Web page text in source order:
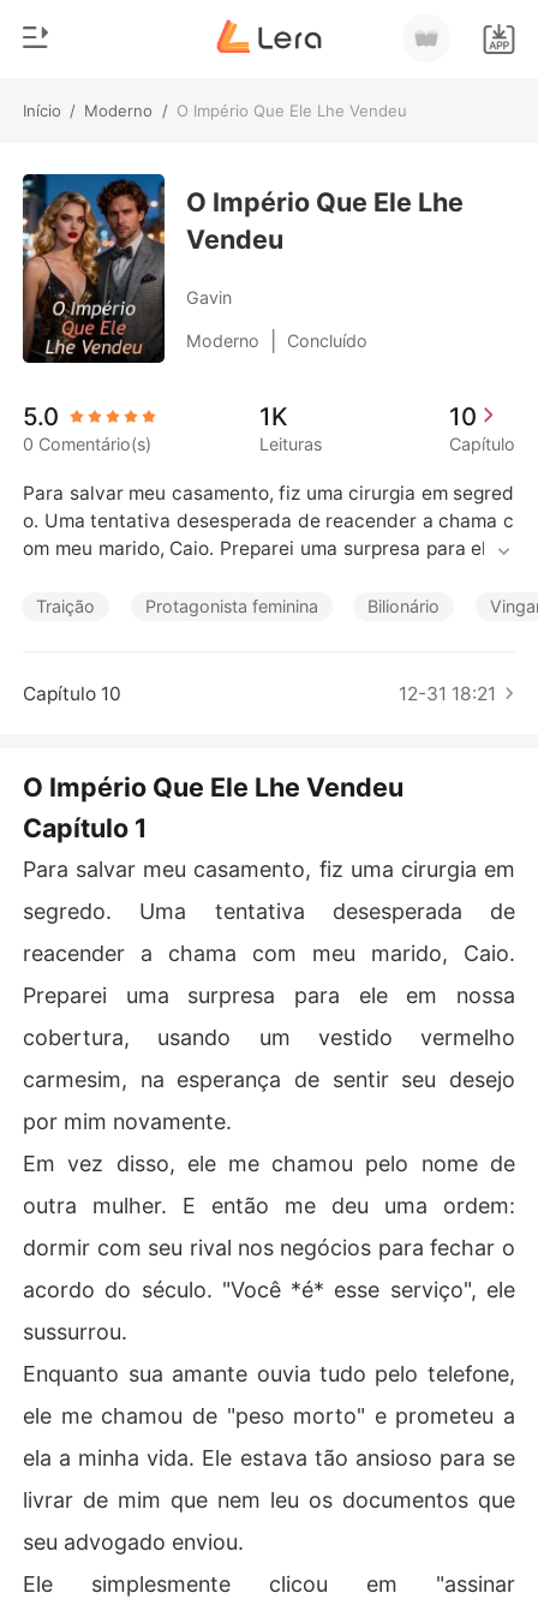
Início / Moderno / O Império Que Ele Lhe Vendeu
Loja
Histórico
Sair
Baixar App
Gênero
Moderno
Lobisomem
Contos
Bilionários
Contos Curtos
O Império Que Ele Lhe
Vendeu
Gavin
Moderno Concluído
5.0
0 Comentário(s)
1K
Leituras
10
Capítulo
Para salvar meu casamento, fiz uma cirurgia em segred
o. Uma tentativa desesperada de reacender a chama c
om meu marido, Caio. Preparei uma surpresa para ele e
sim, na esperança de sentir seu desejo por mim novame
Em vez disso, ele me chamou pelo nome de outra mulhe
Enquanto sua amante ouvia tudo pelo telefone, ele me c
Ele estava tão ansioso para se livrar de mim que nem le
u os documentos que seu advogado enviou.
Ele simplesmente clicou em "assinar digitalmente" em t
udo.
Incluindo nossos papéis de divórcio e o contrato que m
e tornaria uma mulher muito rica.
Ele achou que poderia vender sua esposa como um ativ
o e depois me deixar na miséria. Ele viu uma mulher que
brada, um brinquedo descartável.
Ele nunca imaginou que eu usaria seu próprio contrato p
ara destruí-lo. Agora, com a ajuda do mesmo homem pa
ra quem fui vendida, não estou apenas pegando seu din
Traição Protagonista feminina Bilionário
Capítulo 10 12-31 18:21
O Império Que Ele Lhe Vendeu
Capítulo 1
Para salvar meu casamento, fiz uma cirurgia em
segredo. Uma tentativa desesperada de
reacender a chama com meu marido, Caio.
Preparei uma surpresa para ele em nossa
cobertura, usando um vestido vermelho
carmesim, na esperança de sentir seu desejo
por mim novamente.
Em vez disso, ele me chamou pelo nome de
outra mulher. E então me deu uma ordem:
dormir com seu rival nos negócios para fechar o
acordo do século. "Você *é* esse serviço", ele
sussurrou.
Enquanto sua amante ouvia tudo pelo telefone,
ele me chamou de "peso morto" e prometeu a
ela a minha vida. Ele estava tão ansioso para se
livrar de mim que nem leu os documentos que
seu advogado enviou.
Ele simplesmente clicou em "assinar